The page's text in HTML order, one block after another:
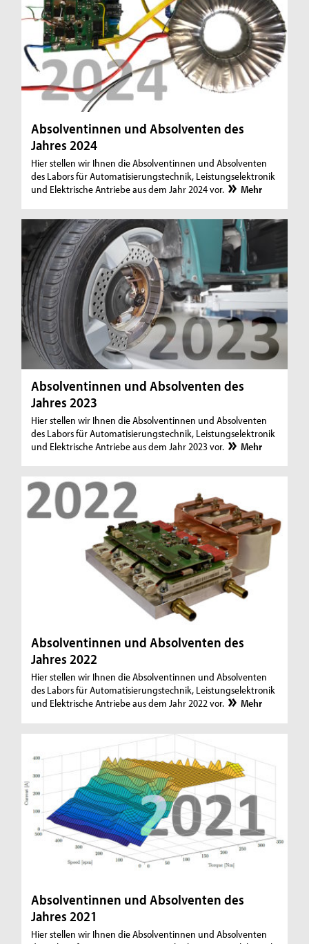
Absolventinnen und Absolventen des
Jahres 2024
Hier stellen wir Ihnen die Absolventinnen und Absolventen
des Labors für Automatisierungstechnik, Leistungselektronik
und Elektrische Antriebe aus dem Jahr 2024 vor.
Mehr
Absolventinnen und Absolventen des
Jahres 2023
Hier stellen wir Ihnen die Absolventinnen und Absolventen
des Labors für Automatisierungstechnik, Leistungselektronik
und Elektrische Antriebe aus dem Jahr 2023 vor.
Mehr
Absolventinnen und Absolventen des
Jahres 2022
Hier stellen wir Ihnen die Absolventinnen und Absolventen
des Labors für Automatisierungstechnik, Leistungselektronik
und Elektrische Antriebe aus dem Jahr 2022 vor.
Mehr
Absolventinnen und Absolventen des
Jahres 2021
Hier stellen wir Ihnen die Absolventinnen und Absolventen